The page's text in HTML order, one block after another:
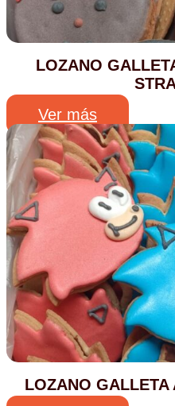
LOZANO
Ver más
LOZANO GALLETA